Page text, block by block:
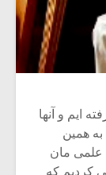
ایم و آنها
به همین
علمی مان
کردیم که